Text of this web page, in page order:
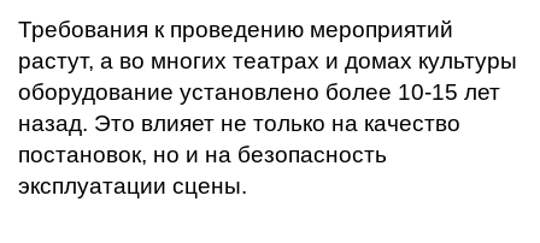
Требования к проведению мероприятий
растут, а во многих театрах и домах культуры
оборудование установлено более 10-15 лет
назад. Это влияет не только на качество
постановок, но и на безопасность
эксплуатации сцены.